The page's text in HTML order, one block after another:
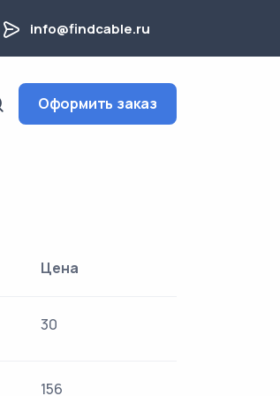
info@findcable.ru
Оформить заказ
Цена
30
156